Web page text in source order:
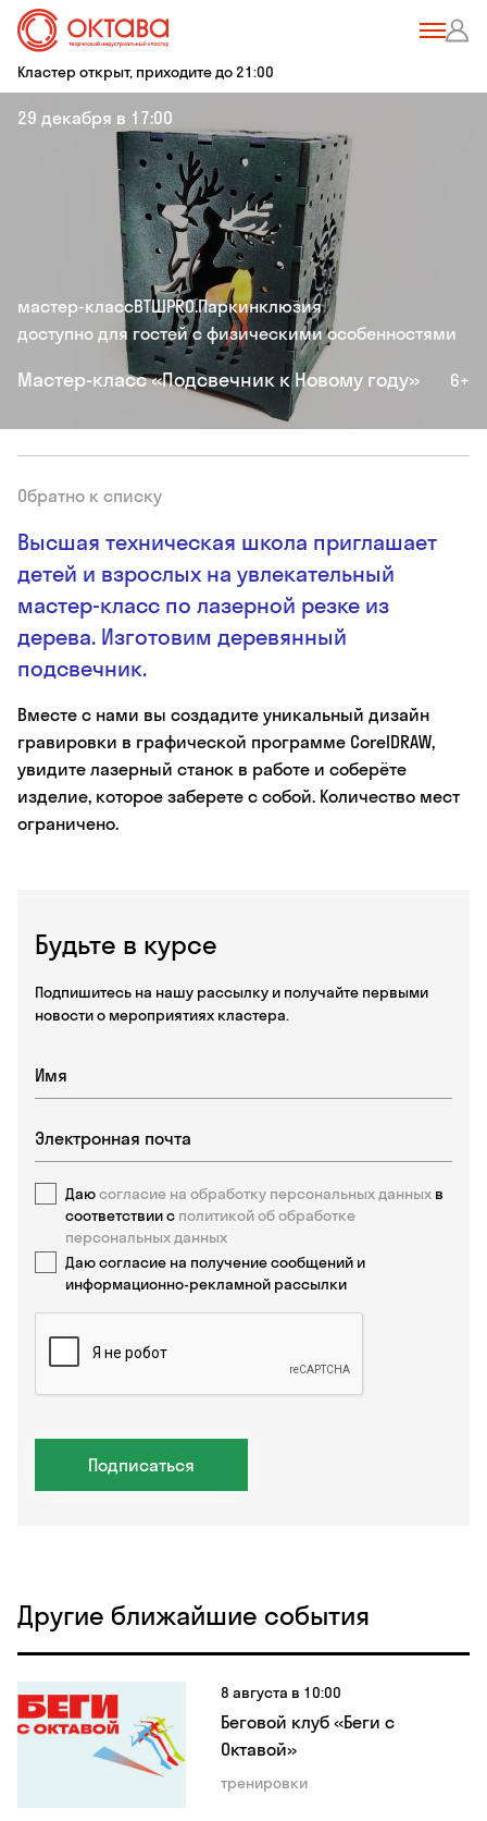
Кластер открыт, приходите до 21:00
29 декабря в 17:00
мастер-классВТШPRO.Паркинклюзия
доступно для гостей с физическими особенностями
Мастер-класс «Подсвечник к Новому году» 6+
Будьте в курсе
Подпишитесь на нашу рассылку и получайте первыми
новости о мероприятиях кластера.
Даюсогласие на обработку персональных данных в
соответствии с политикой об обработке
персональных данных
Даю согласие на получение сообщений и
информационно-рекламной рассылки
Подписаться
Высшая техническая школа приглашает
детей и взрослых на увлекательный
мастер-класс по лазерной резке из
дерева. Изготовим деревянный
подсвечник.
Вместе с нами вы создадите уникальный дизайн
гравировки в графической программе CorelDRAW,
увидите лазерный станок в работе и соберёте
изделие, которое заберете с собой. Количество мест
ограничено.
Обратно к списку
Другие ближайшие события
8 августа в 10:00
Беговой клуб «Беги с
Октавой»
тренировки